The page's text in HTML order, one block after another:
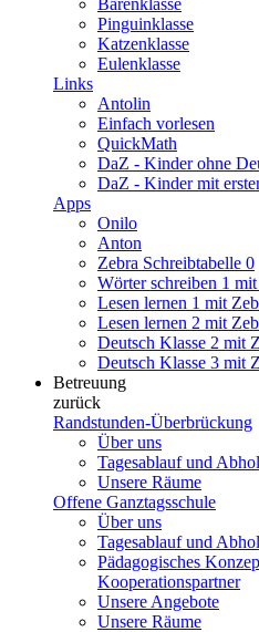
Bärenklasse
Pinguinklasse
Katzenklasse
Eulenklasse
Links
Antolin
Einfach vorlesen
QuickMath
DaZ - Kinder ohne
DaZ - Kinder mit
Apps
Onilo
Anton
Zebra Schreibtabelle 0
Wörter schreiben 1
Lesen lernen 1 mit
Lesen lernen 2 mit
Deutsch Klasse 2 mit
Deutsch Klasse 3 mit
Betreuung
zurück
Randstunden-Überbrückung
Über uns
Tagesablauf und
Unsere Räume
Offene Ganztagsschule
Über uns
Tagesablauf und
Pädagogisches
Kooperationspartner
Unsere Angebote
Unsere Räume